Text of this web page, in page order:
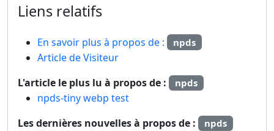
Liens relatifs
En savoir plus à propos de : npds
Article de Visiteur
L'article le plus lu à propos de :
npds
npds-tiny webp test
Les dernières nouvelles à propos de :
npds